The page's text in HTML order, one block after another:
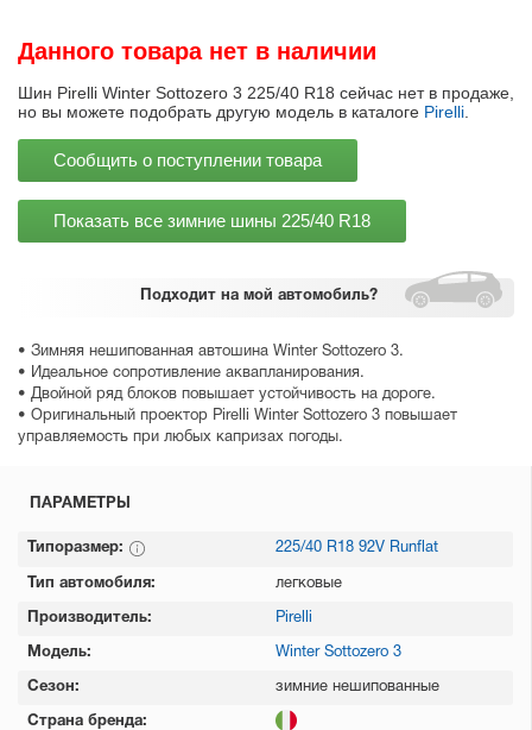
Подходит на мой автомобиль?
• Зимняя нешипованная автошина Winter Sottozero 3.
• Идеальное сопротивление аквапланирования.
• Двойной ряд блоков повышает устойчивость на дороге.
• Оригинальный проектор Pirelli Winter Sottozero 3 повышает
управляемость при любых капризах погоды.
Данного товара нет в наличии
Шин Pirelli Winter Sottozero 3 225/40 R18 сейчас нет в продаже,
но вы можете подобрать другую модель в каталоге Pirelli
Сообщить о поступлении товара
Показать все зимние шины 225/40 R18
ПАРАМЕТРЫ
Типоразмер: 225/40 R18 92V Runflat
Тип автомобиля: легковые
Производитель: Pirelli
Модель: Winter Sottozero 3
Сезон: зимние нешипованные
Страна бренда: